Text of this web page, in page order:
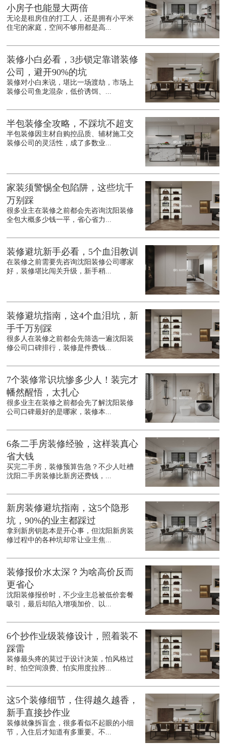
小房子也能显大两倍
无论是租房住的打工人，还是拥有小平米
住宅的家庭，空间不够用都是高...
装修小白必看，3步锁定靠谱装修
公司，避开90%的坑
装修对小白来说，堪比一场渡劫，市场上
装修公司鱼龙混杂，低价诱饵、...
半包装修全攻略，不踩坑不超支
半包装修因主材自购控品质、辅材施工交
装修公司的灵活性，成了多数业...
家装须警惕全包陷阱，这些坑千
万别踩
很多业主在装修之前都会先咨询沈阳装修
全包大概多少钱一平，省心省力...
装修避坑新手必看，5个血泪教训
在装修之前需要先咨询沈阳装修公司哪家
好，装修堪比闯关升级，新手稍...
装修避坑指南，这4个血泪坑，新
手千万别踩
很多人在装修之前都会先筛选一遍沈阳装
修公司口碑排行，装修是件费钱...
7个装修常识坑惨多少人！装完才
幡然醒悟，太扎心
很多业主在装修之前都会先了解沈阳装修
公司口碑最好的是哪家，装修本...
6条二手房装修经验，这样装真心
省大钱
买完二手房，装修预算告急？不少人吐槽
沈阳二手房装修比新房还费钱，...
新房装修避坑指南，这5个隐形
坑，90%的业主都踩过
拿到新房钥匙本是开心事，但沈阳新房装
修过程中的各种坑却常让业主焦...
装修报价水太深？为啥高价反而
更省心
沈阳装修报价时，不少业主总被低价套餐
吸引，最后却陷入增项加价、以...
6个抄作业级装修设计，照着装不
踩雷
装修最头疼的莫过于设计决策，怕风格过
时、怕空间浪费、怕实用度拉胯...
这5个装修细节，住得越久越香，
新手直接抄作业
装修就像拆盲盒，很多看似不起眼的小细
节，入住后才知道有多重要。不...